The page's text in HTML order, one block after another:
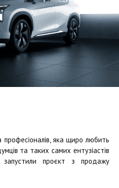
яка щиро любить
та таких самих ентузіастів
запустили проєкт з продажу